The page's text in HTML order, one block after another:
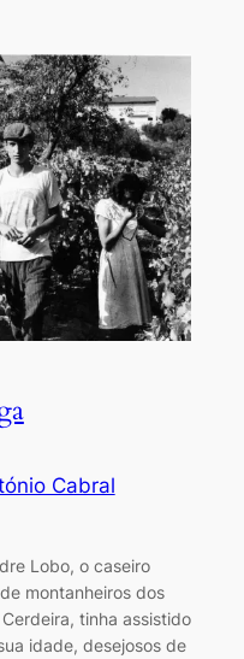
Cabral
Lobo, o caseiro
montanheiros dos
tinha assistido
idade, desejosos de